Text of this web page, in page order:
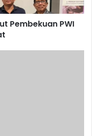
Pembekuan PWI